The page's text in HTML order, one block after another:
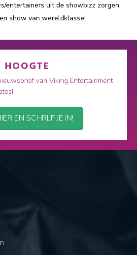
entertainers uit de showbizz zorgen
show van wereldklasse!
van Viking Entertainment
EN SCHRIJF JE IN!